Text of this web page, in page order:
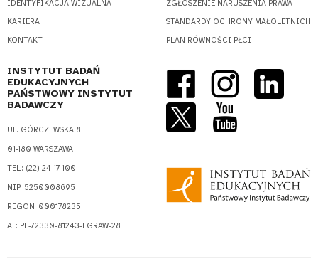
IDENTYFIKACJA WIZUALNA
KARIERA
KONTAKT
ZGŁOSZENIE NARUSZENIA PRAWA
STANDARDY OCHRONY MAŁOLETNICH
PLAN RÓWNOŚCI PŁCI
INSTYTUT BADAŃ
EDUKACYJNYCH
PAŃSTWOWY INSTYTUT
BADAWCZY
UL. GÓRCZEWSKA 8
01-180 WARSZAWA
TEL.: (22) 24-17-100
NIP: 5250008695
REGON: 000178235
AE: PL-72330-81243-EGRAW-28